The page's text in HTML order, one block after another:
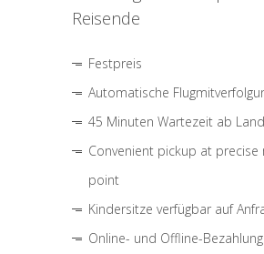
Reisende
Festpreis
Automatische
45 Minuten Wartezeit ab
Convenient pickup at precise
point
Kindersitze verfügbar auf
Online- und Offline-